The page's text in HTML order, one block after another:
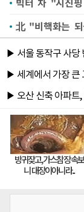
北 "비핵화는